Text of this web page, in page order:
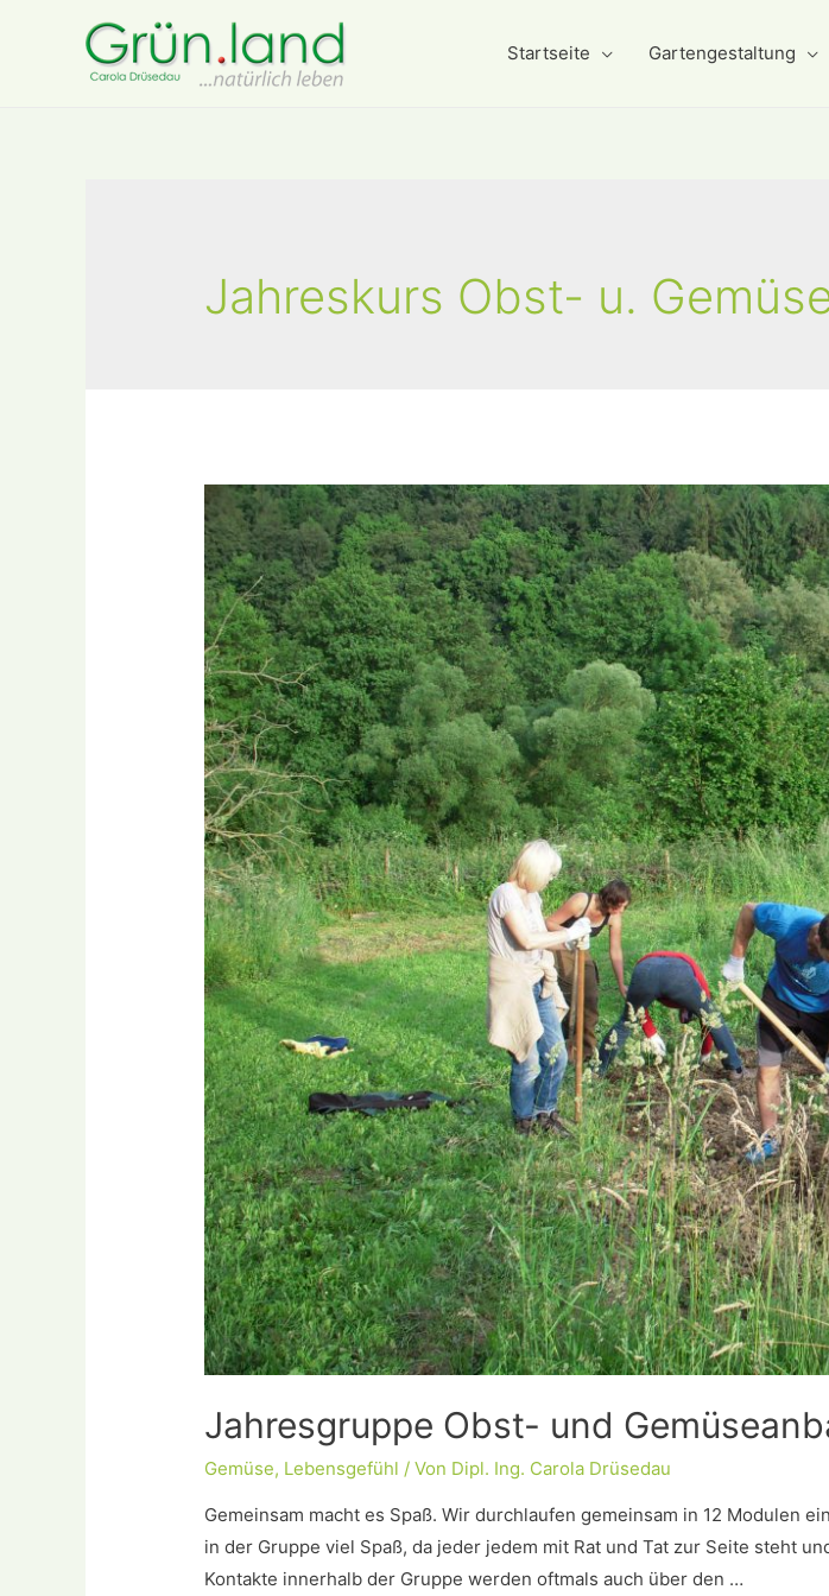
Startseite Gartengestaltung
Jahreskurs Obst- u.
Jahresgruppe Obst- und
Gemüse, Lebensgefühl / Von Dipl. Ing. Carola Drüsedau
Gemeinsam macht es Spaß. Wir durchlaufen gemeinsam in 12 Modulen
in der Gruppe viel Spaß, da jeder jedem mit Rat und Tat zur Seite steht
Kontakte innerhalb der Gruppe werden oftmals auch über den …